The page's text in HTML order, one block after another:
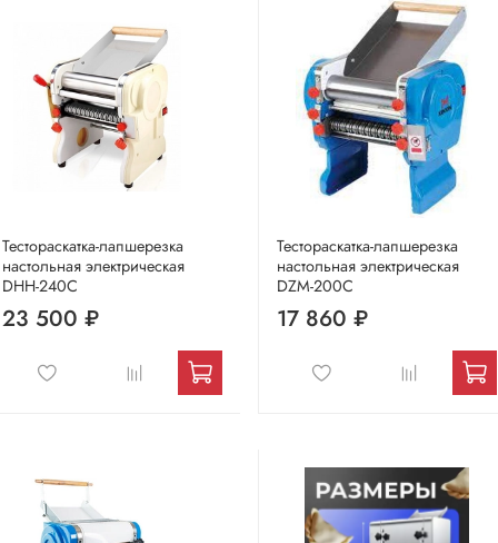
Тестораскатка-лапшерезка
настольная электрическая
DHH-240C
23 500 ₽
Тестораскатка-лапшерезка
настольная электрическая
DZM-200C
17 860 ₽